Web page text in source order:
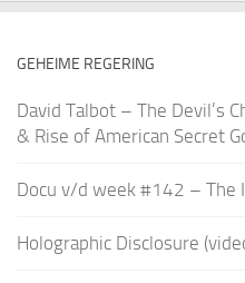
GEHEIME REGERING
David Talbot – The Devil’s
& Rise of American Secret
Docu v/d week #142 – The
Holographic Disclosure